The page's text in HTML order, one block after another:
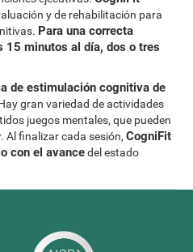
y de rehabilitación para
Para una correcta
15 minutos al día, dos o tres
de estimulación cognitiva de
gran variedad de actividades
juegos mentales, que pueden
Al finalizar cada sesión,CogniFit
con el avancedel estado